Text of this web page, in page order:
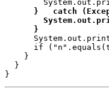
}   catch
      }
if
    }
  }
}